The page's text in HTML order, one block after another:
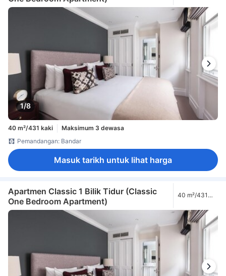
1/8
40 m²/431 kaki
Maksimum 3 dewasa
Pemandangan: Bandar
Masuk tarikh untuk lihat harga
Apartmen Classic 1 Bilik Tidur (Classic
One Bedroom Apartment)
40 m²/431